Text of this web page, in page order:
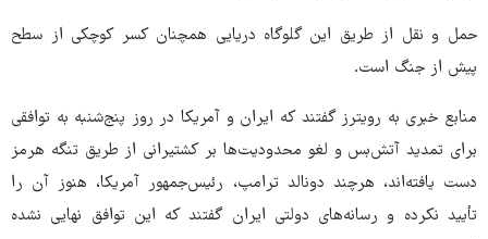
حمل و نقل از طریق این گلوگاه دریایی همچنان کسر کوچکی از سطح
پیش از جنگ است.
منابع خبری به رویترز گفتند که ایران و آمریکا در روز پنج‌شنبه به توافقی
برای تمدید آتش‌بس و لغو محدودیت‌ها بر کشتیرانی از طریق تنگه هرمز
دست یافته‌اند، هرچند دونالد ترامپ، رئیس‌جمهور آمریکا، هنوز آن را
تأیید نکرده و رسانه‌های دولتی ایران گفتند که این توافق نهایی نشده